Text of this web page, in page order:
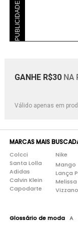
PUBLICIDADE
GANHE R$30 NA
Válido apenas em
MARCAS MAIS
Colcci
Santa Lolla
Adidas
Calvin Klein
Capodarte
Nike
Mango
Lança
Melissa
Vizzano
Glossário de moda A